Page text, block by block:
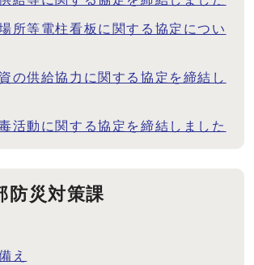
所等電柱看板に関する協定につい
の供給協力に関する協定を締結し
活動に関する協定を締結しました
防災対策課
え